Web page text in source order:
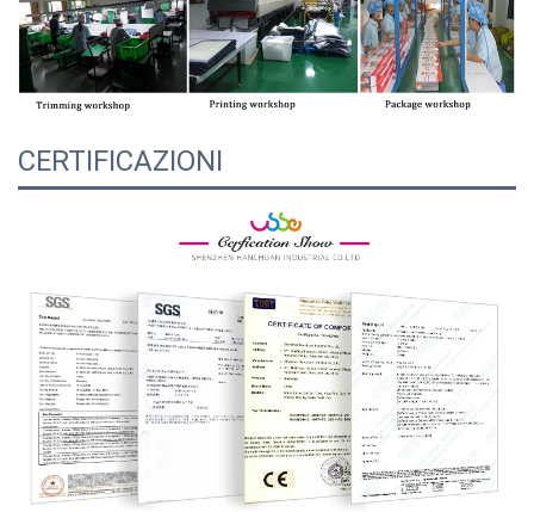
CERTIFICAZIONI